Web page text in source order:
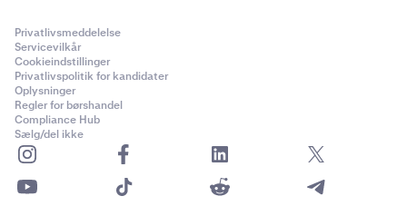
Privatlivsmeddelelse
Servicevilkår
Cookieindstillinger
Privatlivspolitik for kandidater
Oplysninger
Regler for børshandel
Compliance Hub
Sælg/del ikke